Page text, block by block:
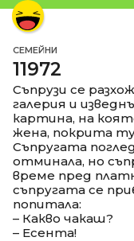
СЕМЕЙНИ
11972
Съпрузи се
галерия и
картина, на
жена, покрита
Съпругата
отминала, но
време пред
съпругата се
попитала:
– Какво чакаш?
– Есента!